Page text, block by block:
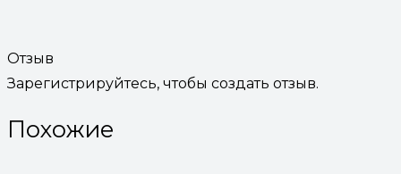
Отзыв
Зарегистрируйтесь, чтобы создать отзыв.
Похожие